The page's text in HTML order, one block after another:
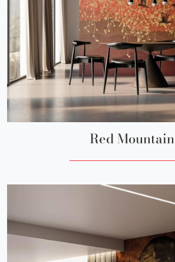
Red Mountain